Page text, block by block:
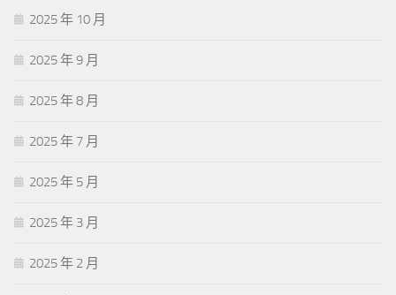
2025 年 10 月
2025 年 9 月
2025 年 8 月
2025 年 7 月
2025 年 5 月
2025 年 3 月
2025 年 2 月